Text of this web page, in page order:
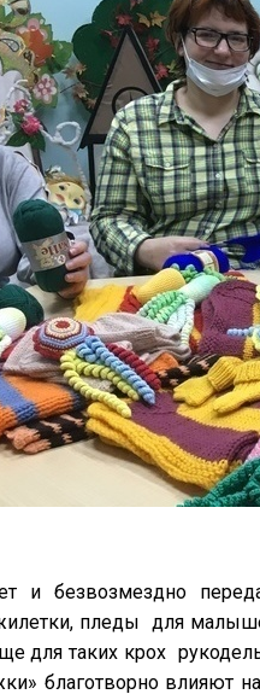
и безвозмездно
пледы для
для таких крох
благотворно влияют